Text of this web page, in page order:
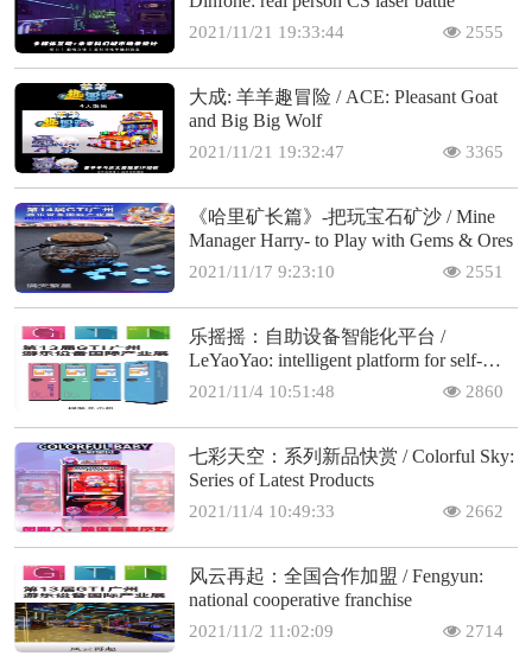
2021/11/21 19:33:44 2555
大成: 羊羊趣冒险 / ACE: Pleasant Goat
and Big Big Wolf
2021/11/21 19:32:47 3365
《哈里矿长篇》-把玩宝石矿沙 / Mine
Manager Harry- to Play with Gems & Ores
2021/11/17 9:23:10 2551
乐摇摇：自助设备智能化平台 /
LeYaoYao: intelligent platform for self-
service machines
2021/11/4 10:51:48 2860
七彩天空：系列新品快赏 / Colorful Sky:
Series of Latest Products
2021/11/4 10:49:33 2662
风云再起：全国合作加盟 / Fengyun:
national cooperative franchise
2021/11/2 11:02:09 2714